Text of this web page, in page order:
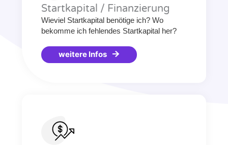
Startkapital / Finanzierung
Wieviel Startkapital benötige ich? Wo
bekomme ich fehlendes Startkapital her?
weitere Infos